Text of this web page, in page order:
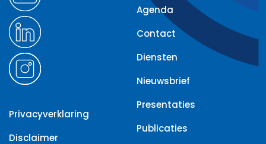
Privacyverklaring
Disclaimer
Agenda
Contact
Diensten
Nieuwsbrief
Presentaties
Publicaties